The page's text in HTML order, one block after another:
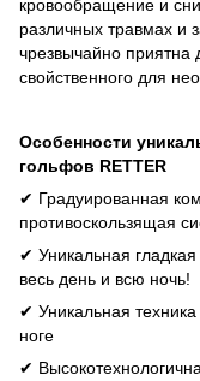
кровообращение и
различных травмах и
чрезвычайно приятна
свойственного для
Особенности
гольфов RETTER
✔ Градуированная
противоскользящая
✔ Уникальная
весь день и всю ночь!
✔ Уникальная
ноге
✔